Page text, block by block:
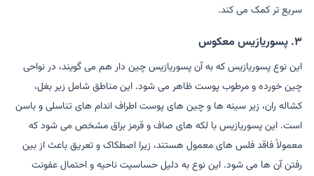
سریع تر کمک می کند.
۳. پسوریازیس معکوس
این نوع پسوریازیس که به آن پسوریازیس چین دار هم می گویند، در نواحی
چین خورده و مرطوب پوست ظاهر می شود. این مناطق شامل زیر بغل،
کشاله ران، زیر سینه ها و چین های پوست اطراف اندام های تناسلی و باسن
است. این پسوریازیس با لکه های صاف و قرمز براق مشخص می شود که
معمولاً فاقد فلس های معمول هستند، زیرا اصطکاک و تعریق باعث از بین
رفتن آن ها می شود. این نوع به دلیل حساسیت ناحیه و احتمال عفونت